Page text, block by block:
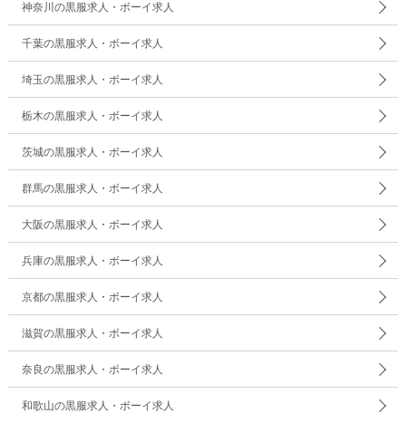
神奈川の黒服求人・ボーイ求人
千葉の黒服求人・ボーイ求人
埼玉の黒服求人・ボーイ求人
栃木の黒服求人・ボーイ求人
茨城の黒服求人・ボーイ求人
群馬の黒服求人・ボーイ求人
大阪の黒服求人・ボーイ求人
兵庫の黒服求人・ボーイ求人
京都の黒服求人・ボーイ求人
滋賀の黒服求人・ボーイ求人
奈良の黒服求人・ボーイ求人
和歌山の黒服求人・ボーイ求人